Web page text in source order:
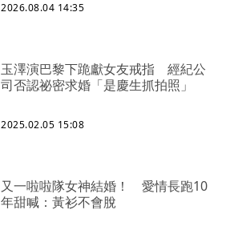
2026.08.04 14:35
玉澤演巴黎下跪獻女友戒指 經紀公
司否認祕密求婚「是慶生抓拍照」
2025.02.05 15:08
又一啦啦隊女神結婚！ 愛情長跑10
年甜喊：黃衫不會脫